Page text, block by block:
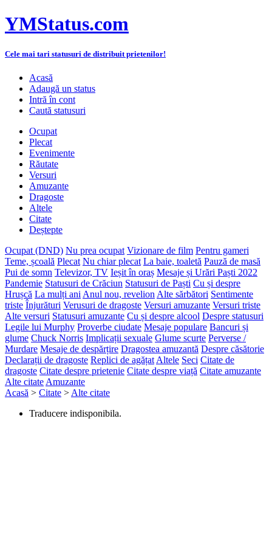
YMStatus.com
Cele mai tari statusuri de distribuit prietenilor!
Acasă
Adaugă un status
Intră în cont
Caută statusuri
Ocupat
Plecat
Evenimente
Răutate
Versuri
Amuzante
Dragoste
Altele
Citate
Deștepte
Ocupat (DND) Nu prea ocupat Vizionare de film Pentru gameri
Teme, școală Plecat Nu chiar plecat La baie, toaletă Pauză de masă
Pui de somn Televizor, TV Ieșit în oraș Mesaje și Urări Paști 2022
Pandemie Statusuri de Crăciun Statusuri de Paști Cu și despre
Hrușcă La mulți ani Anul nou, revelion Alte sărbători Sentimente
triste Înjurături Verusuri de dragoste Versuri amuzante Versuri triste
Alte versuri Statusuri amuzante Cu și despre alcool Despre statusuri
Legile lui Murphy Proverbe ciudate Mesaje populare Bancuri și
glume Chuck Norris Implicații sexuale Glume scurte Perverse /
Murdare Mesaje de despărțire Dragostea amuzantă Despre căsătorie
Declarații de dragoste Replici de agățat Altele Seci Citate de
dragoste Citate despre prietenie Citate despre viață Citate amuzante
Alte citate Amuzante
Acasă > Citate > Alte citate
Traducere indisponibila.